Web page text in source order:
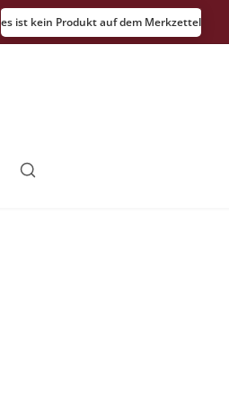
es ist kein Produkt auf dem Merkzettel